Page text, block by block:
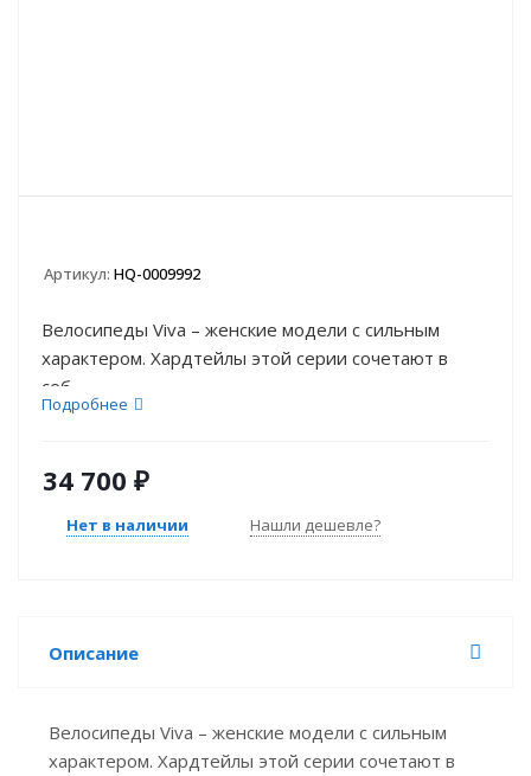
Артикул: HQ-0009992
Велосипеды Viva – женские модели с сильным
характером. Хардтейлы этой серии сочетают в
себ...
Подробнее
34 700 ₽
Нет в наличии Нашли дешевле?
Описание
Велосипеды Viva – женские модели с сильным
характером. Хардтейлы этой серии сочетают в